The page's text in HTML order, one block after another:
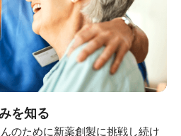
ナンス
プ
テナビリティ
を知る
のために新薬創製に挑戦し続け